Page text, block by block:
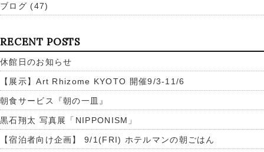
ブログ (47)
RECENT POSTS
休館日のお知らせ
【展示】Art Rhizome KYOTO 開催9/3-11/6
朝食サービス『朝の一皿』
黒石翔太 写真展「NIPPONISM」
【宿泊者向け企画】 9/1(FRI) ホテルマンの朝ごはん